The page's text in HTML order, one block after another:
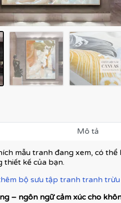
Mô tả
mẫu tranh đang xem, có
thiết kế của bạn.
bộ sưu tập tranh tranh
– ngôn ngữ cảm xúc cho